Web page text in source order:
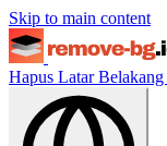
Skip to main content
Hapus Latar Belakang